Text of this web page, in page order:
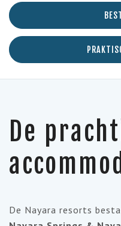
De
De Nayara resorts